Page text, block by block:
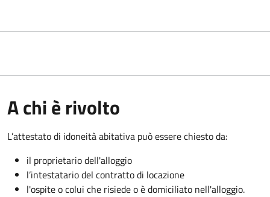
A chi è rivolto
L’attestato di idoneità abitativa può essere chiesto da:
il proprietario dell'alloggio
l’intestatario del contratto di locazione
l'ospite o colui che risiede o è domiciliato nell'alloggio.